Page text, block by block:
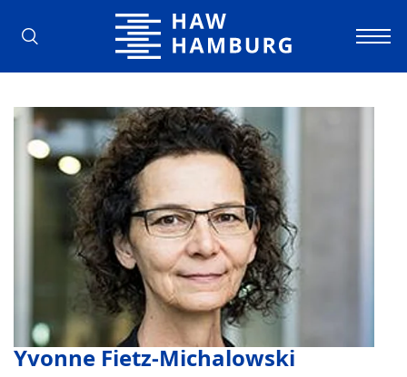
Hochschule für Angewandte
Yvonne Fietz-Michalowski